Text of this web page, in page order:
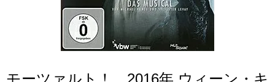
モーツァルト！ 2016年 ウィーン・キ